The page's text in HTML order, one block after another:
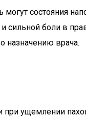
состояния
сильной боли в
назначению врача.
ущемлении